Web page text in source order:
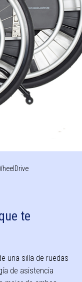
te
una silla de ruedas
de asistencia